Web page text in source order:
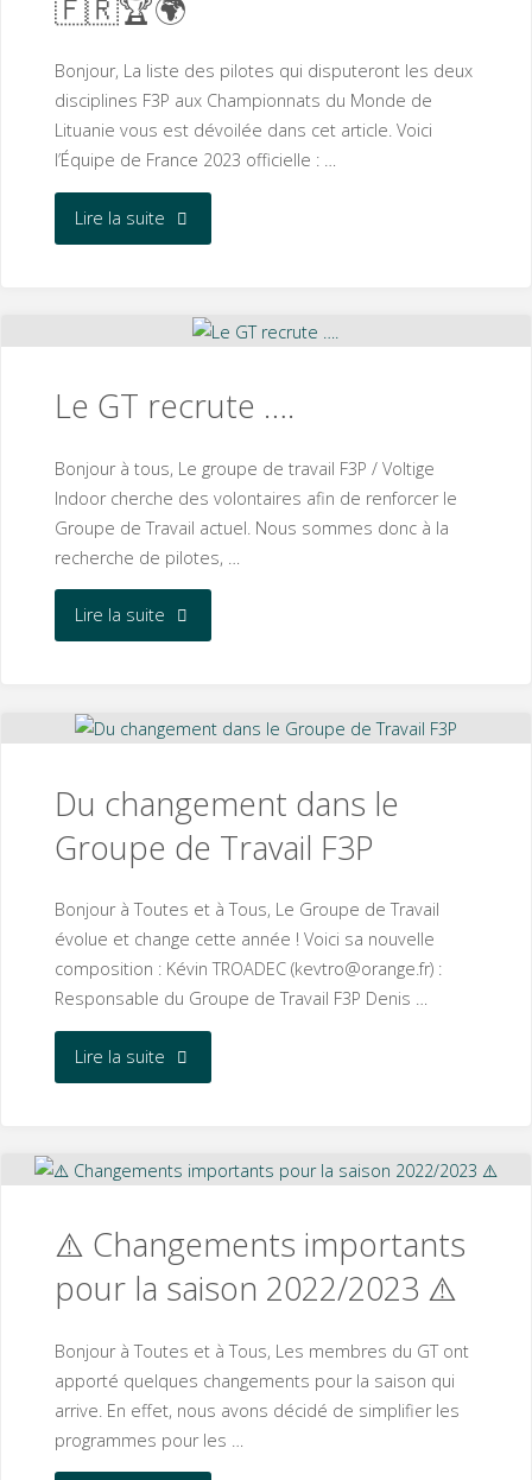
catégorie
Nationale
A
Bonjour, La liste des pilotes qui disputeront les deux
disciplines F3P aux Championnats du Monde de
Lituanie vous est dévoilée dans cet article. Voici
l’Équipe de France 2023 officielle : …
Lire la suite"ÉQUIPE
FRANCE
🇫🇷
🏆
🌍"
Le GT recrute ….
Bonjour à tous, Le groupe de travail F3P / Voltige
Indoor cherche des volontaires afin de renforcer le
Groupe de Travail actuel. Nous sommes donc à la
recherche de pilotes, …
Lire la suite"Le
Du changement dans le
Groupe de Travail F3P
Bonjour à Toutes et à Tous, Le Groupe de Travail
évolue et change cette année ! Voici sa nouvelle
composition : Kévin TROADEC (kevtro@orange.fr) :
Responsable du Groupe de Travail F3P Denis …
Lire la suite"Du
Groupe
Travail
F3P"
⚠️ Changements importants
pour la saison 2022/2023 ⚠️
Bonjour à Toutes et à Tous, Les membres du GT ont
apporté quelques changements pour la saison qui
arrive. En effet, nous avons décidé de simplifier les
programmes pour les …